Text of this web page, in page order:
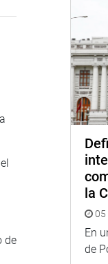
de
la
05
En
de